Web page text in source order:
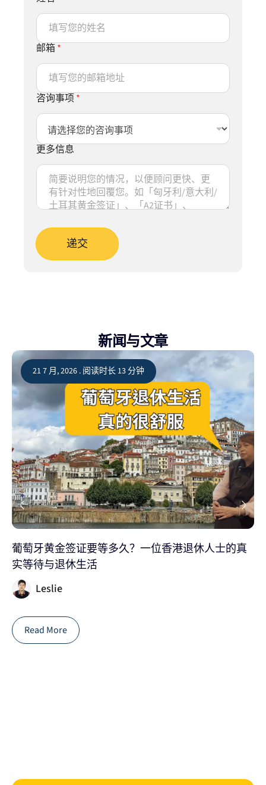
邮箱*
咨询事项*
更多信息
递交
新闻与文章
葡萄牙黄金签证要等多久？一位香港退休人士的真
实等待与退休生活
Leslie
Read More
21 7 月, 2026 . 阅读时长 13 分钟